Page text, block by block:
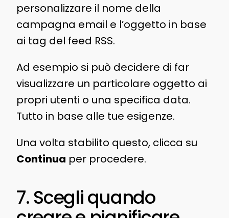
personalizzare il nome della
campagna email e l’oggetto in base
ai tag del feed RSS.
Ad esempio si può decidere di far
visualizzare un particolare oggetto ai
propri utenti o una specifica data.
Tutto in base alle tue esigenze.
Una volta stabilito questo, clicca su
Continua per procedere.
7. Scegli quando